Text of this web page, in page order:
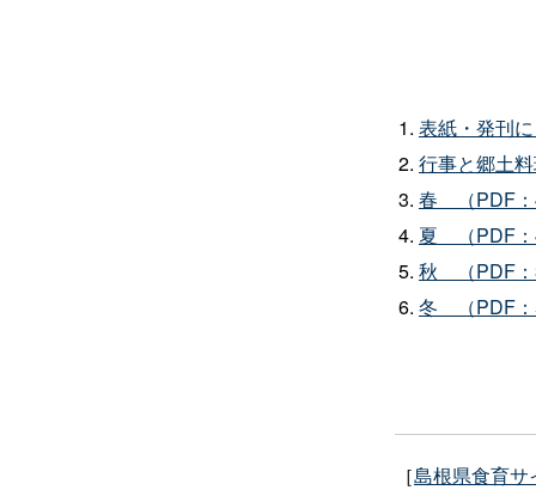
表紙・発刊
行事と郷土
春
（PDF
夏
（PDF
秋
（PDF
冬
（PDF
［島根県食育サ